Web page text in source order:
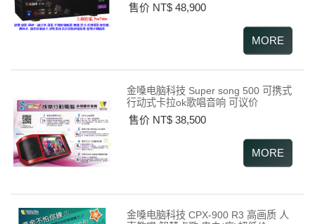
售价 NT$ 48,900
金嗓电脑科技 Super song 500 可携式
行动式卡拉ok歌唱音响 可议价
售价 NT$ 38,500
金嗓电脑科技 CPX-900 R3 高画质 人